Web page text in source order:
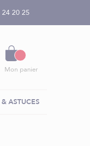
24 20 25
Mon panier
ASTUCES